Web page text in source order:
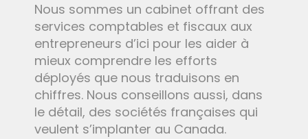
Nous sommes un cabinet offrant des
services comptables et fiscaux aux
entrepreneurs d’ici pour les aider à
mieux comprendre les efforts
déployés que nous traduisons en
chiffres. Nous conseillons aussi, dans
le détail, des sociétés françaises qui
veulent s’implanter au Canada.